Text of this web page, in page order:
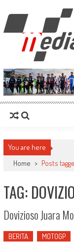
Seputar MotoGP GP2 GP3
You are here
Home > Posts
TAG:
Dovizioso Juara
BERITA MOTOGP